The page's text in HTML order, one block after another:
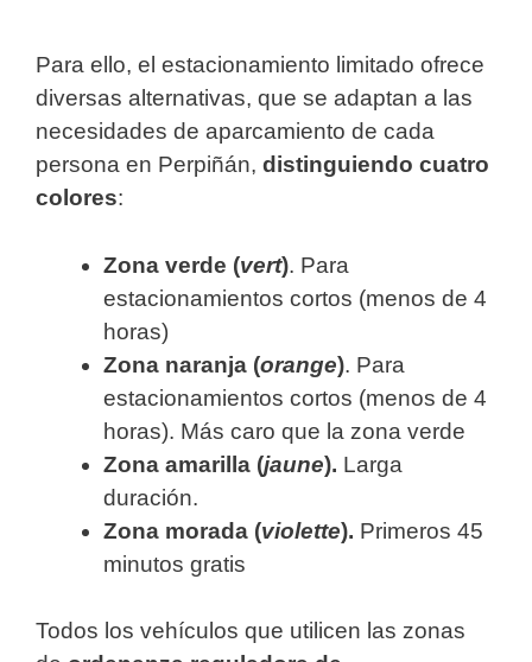
Para ello, el estacionamiento limitado ofrece
diversas alternativas, que se adaptan a las
necesidades de aparcamiento de cada
persona en Perpiñán, distinguiendo cuatro
colores:
Zona verde (vert). Para
estacionamientos cortos (menos de 4
horas)
Zona naranja (orange). Para
estacionamientos cortos (menos de 4
horas). Más caro que la zona verde
Zona amarilla (jaune). Larga
duración.
Zona morada (violette). Primeros 45
minutos gratis
Todos los vehículos que utilicen las zonas